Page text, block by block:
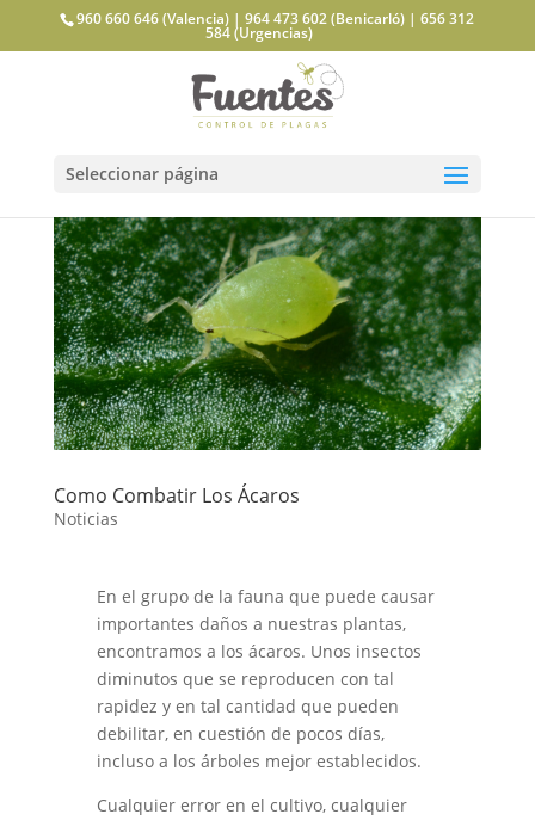
960 660 646 (Valencia) | 964 473 602 (Benicarló) | 656 312
584 (Urgencias)
Seleccionar página
Como Combatir Los Ácaros
Noticias
En el grupo de la fauna que puede causar
importantes daños a nuestras plantas,
encontramos a los ácaros. Unos insectos
diminutos que se reproducen con tal
rapidez y en tal cantidad que pueden
debilitar, en cuestión de pocos días,
incluso a los árboles mejor establecidos.
Cualquier error en el cultivo, cualquier